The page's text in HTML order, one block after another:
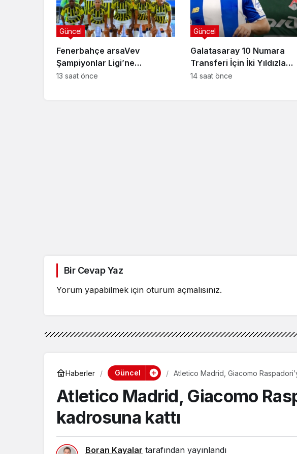
Fenerbahçe arsaVev
Şampiyonlar Ligi’ne
Penaltılarla Veda Etti
Güncel
13 saat önce
Galatasaray 10 Numara
Transferi İçin İki Yıldızla
Anlaşma Sağladı
Güncel
14 saat önce
Bir Cevap Yaz
Yorum yapabilmek için oturum açmalısınız.
Haberler Güncel Atletico Madrid, Giacomo
Atletico Madrid, Giacomo
kadrosuna kattı
Boran Kayalar tarafından yayınlandı